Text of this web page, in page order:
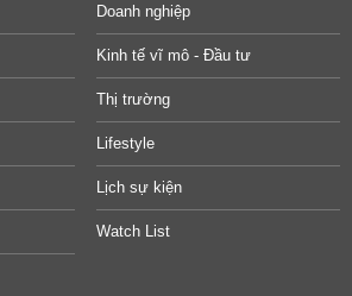
Doanh nghiệp
Kinh tế vĩ mô - Đầu tư
Thị trường
Lifestyle
Lịch sự kiện
Watch List